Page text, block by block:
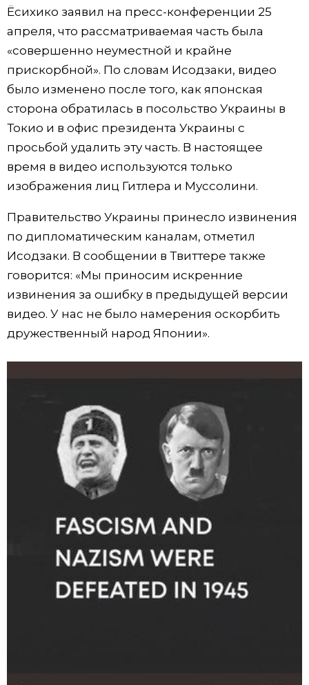
Ёсихико заявил на пресс-конференции 25
апреля, что рассматриваемая часть была
«совершенно неуместной и крайне
прискорбной». По словам Исодзаки, видео
было изменено после того, как японская
сторона обратилась в посольство Украины в
Токио и в офис президента Украины с
просьбой удалить эту часть. В настоящее
время в видео используются только
изображения лиц Гитлера и Муссолини.
Правительство Украины принесло извинения
по дипломатическим каналам, отметил
Исодзаки. В сообщении в Твиттере также
говорится: «Мы приносим искренние
извинения за ошибку в предыдущей версии
видео. У нас не было намерения оскорбить
дружественный народ Японии».